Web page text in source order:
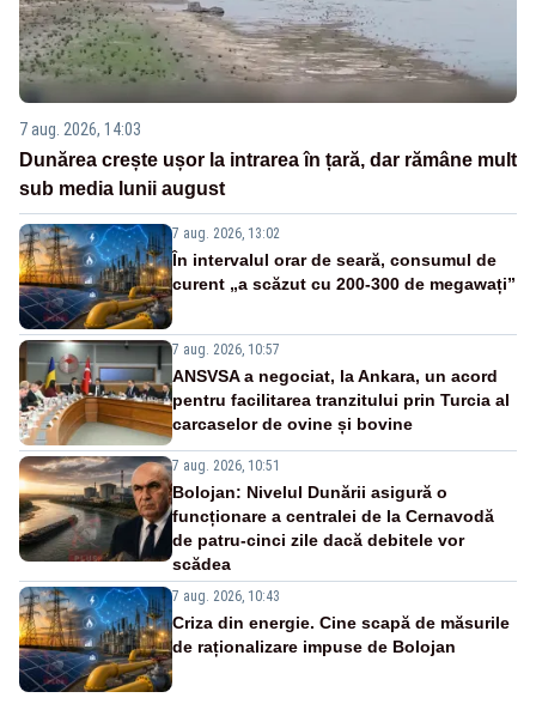
7 aug. 2026, 14:03
Dunărea crește ușor la intrarea în țară, dar rămâne mult
sub media lunii august
7 aug. 2026, 13:02
În intervalul orar de seară, consumul de
curent „a scăzut cu 200-300 de megawați”
7 aug. 2026, 10:57
ANSVSA a negociat, la Ankara, un acord
pentru facilitarea tranzitului prin Turcia al
carcaselor de ovine și bovine
7 aug. 2026, 10:51
Bolojan: Nivelul Dunării asigură o
funcționare a centralei de la Cernavodă
de patru-cinci zile dacă debitele vor
scădea
7 aug. 2026, 10:43
Criza din energie. Cine scapă de măsurile
de raționalizare impuse de Bolojan